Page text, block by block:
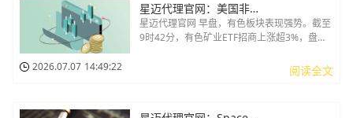
2026.07.07 14:49:22
星迈代理官网：美国非农爆冷纠偏加息预期 白银紧随其后大涨
星迈代理官网 早盘，有色板块表现强势。截至
9时42分，有色矿业ETF招商上涨超3%，盘中
封板，湖南白银、兴业银锡等紧随其后大涨。
美国非农全面爆冷，加息预期纠偏成行情导火
阅读全文